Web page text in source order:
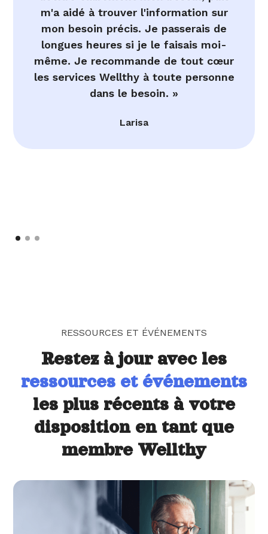
m'a aidé à trouver l'information sur
mon besoin précis. Je passerais de
longues heures si je le faisais moi-
même. Je recommande de tout cœur
les services Wellthy à toute personne
dans le besoin. »
Larisa
RESSOURCES ET ÉVÉNEMENTS
Restez à jour avec les
ressources et événements
les plus récents à votre
disposition en tant que
membre Wellthy